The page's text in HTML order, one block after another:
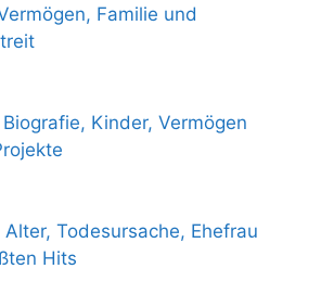
Familie und
Kinder, Vermögen
Alter, Todesursache, Ehefrau
Hits